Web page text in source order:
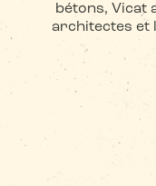
bétons, Vicat
architectes et